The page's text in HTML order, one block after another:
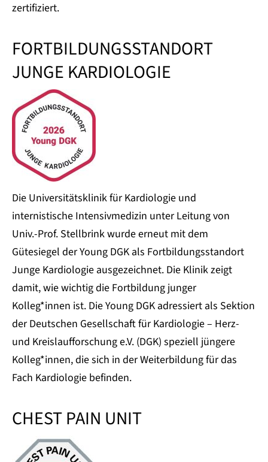
zertifiziert.
FORTBILDUNGSSTANDORT
JUNGE KARDIOLOGIE
Die Universitätsklinik für Kardiologie und
internistische Intensivmedizin unter Leitung von
Univ.-Prof. Stellbrink wurde erneut mit dem
Gütesiegel der Young DGK als Fortbildungsstandort
Junge Kardiologie ausgezeichnet. Die Klinik zeigt
damit, wie wichtig die Fortbildung junger
Kolleg*innen ist. Die Young DGK adressiert als Sektion
der Deutschen Gesellschaft für Kardiologie – Herz-
und Kreislaufforschung e.V. (DGK) speziell jüngere
Kolleg*innen, die sich in der Weiterbildung für das
Fach Kardiologie befinden.
CHEST PAIN UNIT